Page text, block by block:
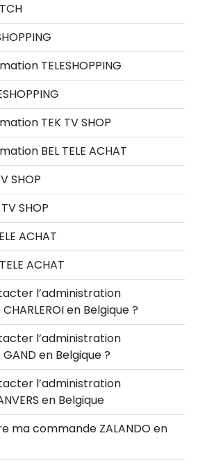
TELESHOPPING
TEK TV SHOP
BEL TELE ACHAT
SHOP
SHOP
ACHAT
ACHAT
l’administration
en Belgique ?
l’administration
en Belgique ?
l’administration
en Belgique
ma commande ZALANDO en